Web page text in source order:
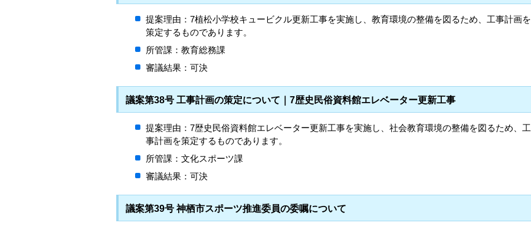
提案理由：7植松小学校キュービクル更新工事を実施し、教育環境の整備を図るため、工事計画を
策定するものであります。
所管課：教育総務課
審議結果：可決
議案第38号 工事計画の策定について｜7歴史民俗資料館エレベーター更新工事
提案理由：7歴史民俗資料館エレベーター更新工事を実施し、社会教育環境の整備を図るため、工
事計画を策定するものであります。
所管課：文化スポーツ課
審議結果：可決
議案第39号 神栖市スポーツ推進委員の委嘱について